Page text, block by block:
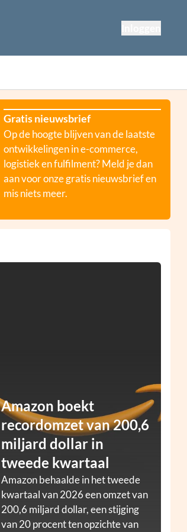
Gratis nieuwsbrief
Op de hoogte blijven van de laatste
ontwikkelingen in e-commerce,
logistiek en fulfilment? Meld je dan
aan voor onze gratis nieuwsbrief en
mis niets meer.
Amazon boekt
recordomzet van 200,6
miljard dollar in
tweede kwartaal
Amazon behaalde in het tweede
kwartaal van 2026 een omzet van
200,6 miljard dollar, een stijging
van 20 procent ten opzichte van